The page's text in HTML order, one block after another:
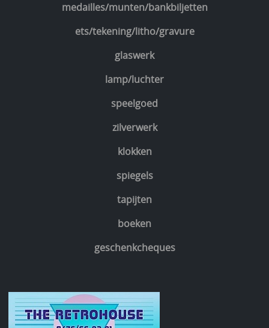
medailles/munten/bankbiljetten
ets/tekening/litho/gravure
glaswerk
lamp/luchter
speelgoed
zilverwerk
klokken
spiegels
tapijten
boeken
geschenkcheques